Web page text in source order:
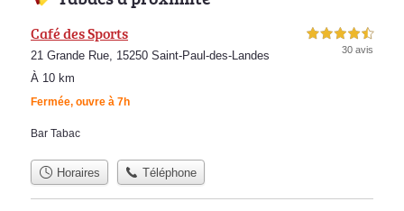
Café des Sports
21 Grande Rue, 15250 Saint-Paul-des-Landes
À 10 km
Fermée, ouvre à 7h
4,5 étoiles sur 5
30 avis
Bar Tabac
Horaires Téléphone